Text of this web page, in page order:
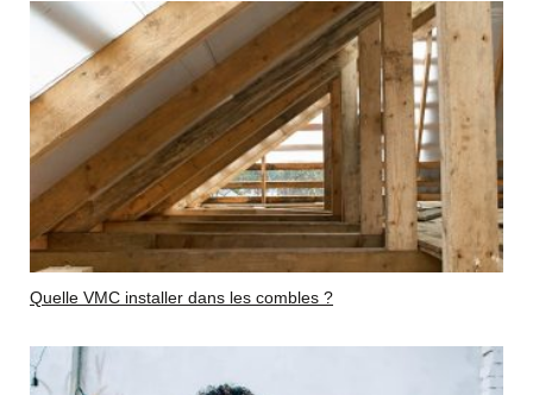
Quelle VMC installer dans les combles ?